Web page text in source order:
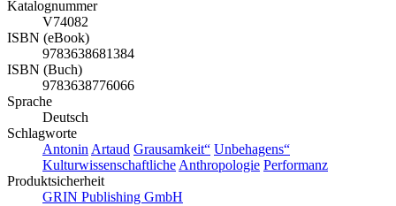
Katalognummer
V74082
ISBN (eBook)
9783638681384
ISBN (Buch)
9783638776066
Sprache
Deutsch
Schlagworte
Antonin Artaud Grausamkeit“ Unbehagens“
Kulturwissenschaftliche Anthropologie Performanz
Produktsicherheit
GRIN Publishing GmbH